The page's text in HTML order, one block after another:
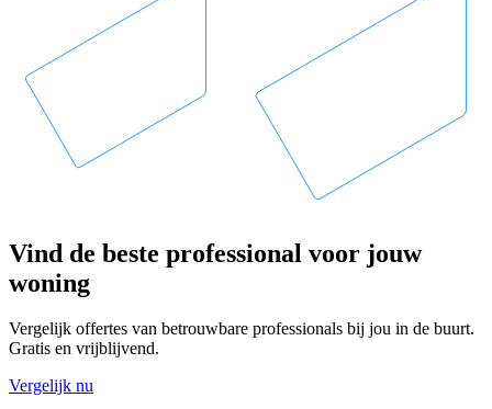
Vind de beste professional voor jouw
woning
Vergelijk offertes van betrouwbare professionals bij jou in de buurt.
Gratis en vrijblijvend.
Vergelijk nu